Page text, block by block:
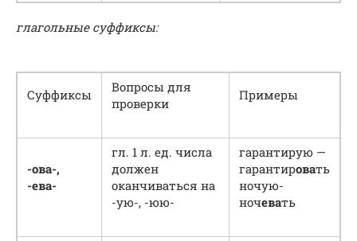
глагольные суффиксы:
Суффиксы
Вопросы для
проверки
Примеры
-ова-,
-ева-
гл. 1 л. ед. числа
должен
оканчиваться на
-ую-, -юю-
гарантирую —
гарантировать
ночую-
ночевать